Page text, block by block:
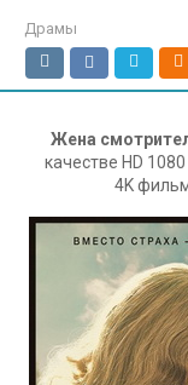
Драмы
Жена
качестве HD
4K